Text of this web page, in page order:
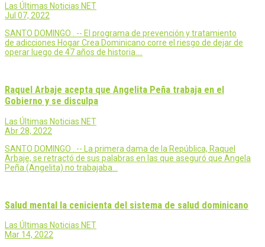
Las Últimas Noticias NET
Jul 07, 2022
SANTO DOMINGO . -- El programa de prevención y tratamiento
de adicciones Hogar Crea Dominicano corre el riesgo de dejar de
operar luego de 47 años de historia.…
Raquel Arbaje acepta que Angelita Peña trabaja en el
Gobierno y se disculpa
Las Últimas Noticias NET
Abr 28, 2022
SANTO DOMINGO . -- La primera dama de la República, Raquel
Arbaje, se retractó de sus palabras en las que aseguró que Angela
Peña (Angelita) no trabajaba…
Salud mental la cenicienta del sistema de salud dominicano
Las Últimas Noticias NET
Mar 14, 2022